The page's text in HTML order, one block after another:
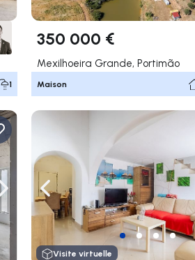
1
350 000 €
Mexilhoeira Grande, Portimão
Maison
Naviguer vers la droite
Naviguer vers la gauche
Visite virtuelle